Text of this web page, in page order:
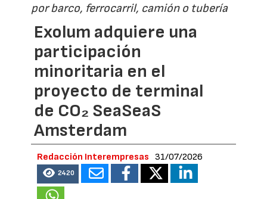
por barco, ferrocarril, camión o tubería
Exolum adquiere una
participación
minoritaria en el
proyecto de terminal
de CO₂ SeaSeaS
Amsterdam
Redacción Interempresas 31/07/2026
2420